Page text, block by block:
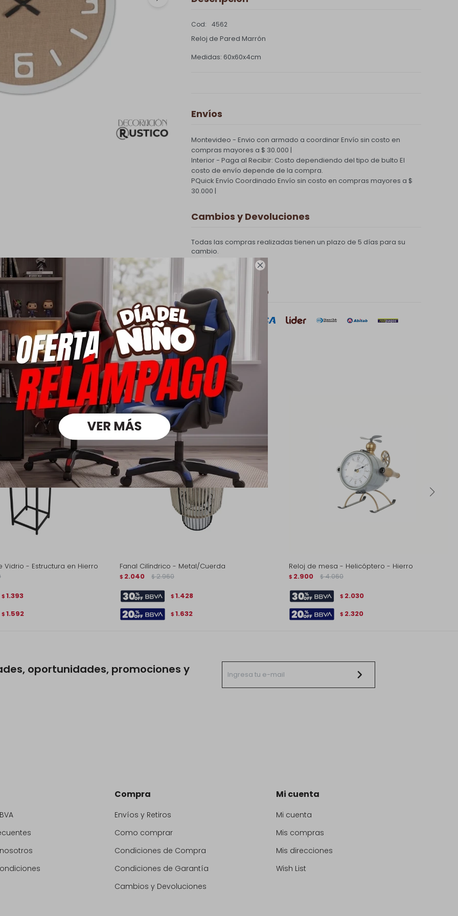

4562
Reloj de Pared Marrón
Medidas: 60x60x4cm
Envíos
Montevideo - Envio con armado a coordinarEnvío sin costo en
compras mayores a $ 30.000 |
Interior - Paga al Recibir: Costo dependiendo del tipo de bulto El
costo de envío depende de la compra.
PQuick Envío Coordinado Envío sin costo en compras mayores a $
30.000 |
Cambios y Devoluciones
Todas las compras realizadas tienen un plazo de 5 días para su
cambio.
Ver mas
Medios de pago
que te pueden interesar
Vidrio - Estructura en Hierro
$ 1.393
$ 1.592
Fanal Cilíndrico - Metal/Cuerda
$ 2.040 $ 2.960
$ 1.428
$ 1.632
Reloj de mesa - Helicóptero - Hierro
$ 2.900 $ 4.060
$ 2.030
$ 2.320
oportunidades, promociones y
Compra
Envíos y Retiros
Como comprar
Condiciones de Compra
Condiciones de Garantía
Cambios y Devoluciones
Mi cuenta
Mi cuenta
Mis compras
Mis direcciones
Wish List